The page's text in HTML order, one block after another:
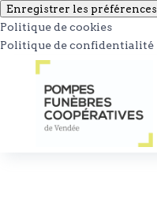
Enregistrer les préférences
Politique de cookies
Politique de confidentialité